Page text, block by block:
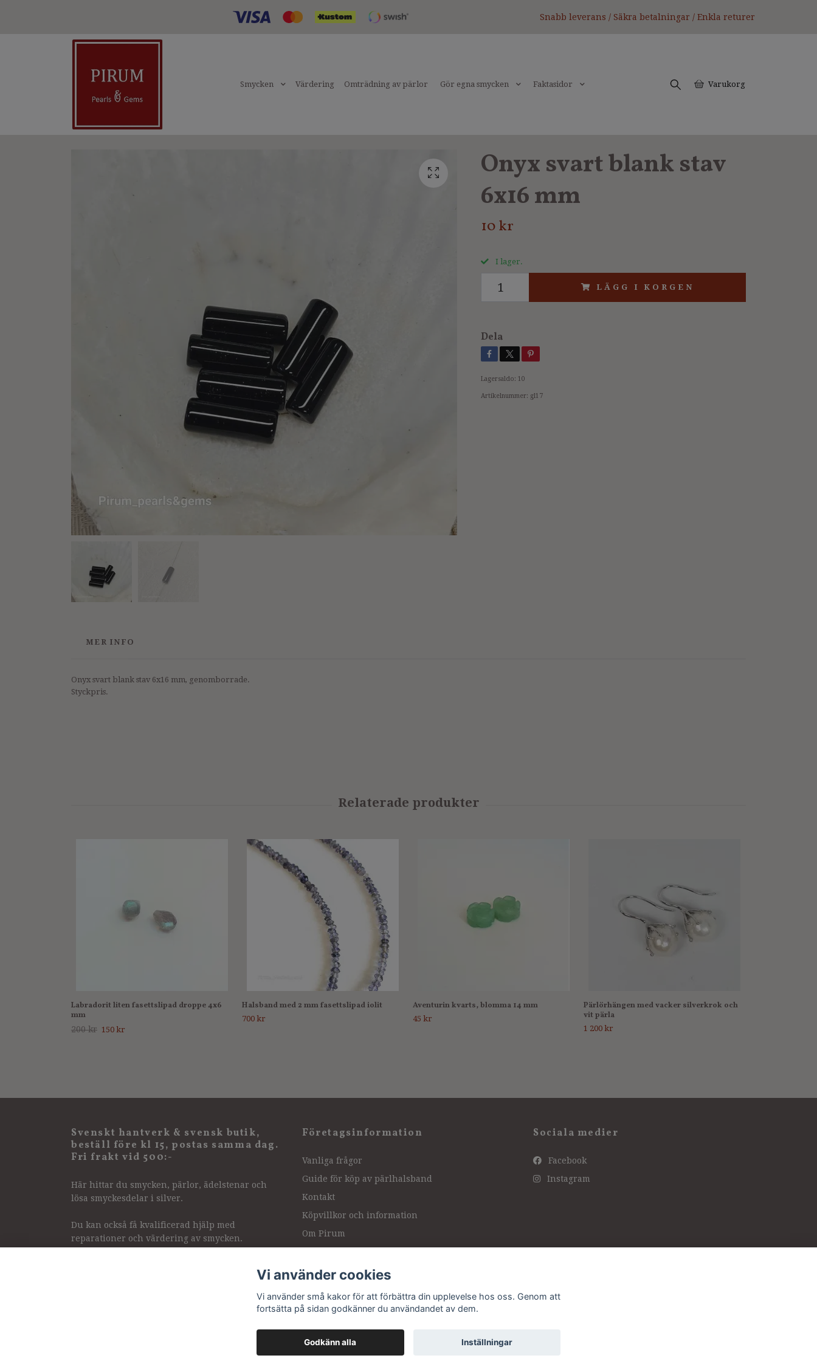
Snabb leverans / Säkra betalningar / Enkla returer
Smycken Värdering Omträdning av pärlor Gör egna smycken Faktasidor Varukorg
Onyx svart blank stav
6x16 mm
10 kr
I lager.
LÄGG I KORGEN
Dela
Lagersaldo: 10
Artikelnummer: gl17
MER INFO
Onyx svart blank stav 6x16 mm, genomborrade.
Styckpris.
Labradorit liten fasettslipad droppe 4x6
mm
200 kr 150 kr
Halsband med 2 mm fasettslipad iolit
700 kr
Aventurin kvarts, blomma 14 mm
45 kr
Pärlörhängen med vacker silverkrok och
vit pärla
1 200 kr
Svenskt hantverk & svensk butik,
beställ före kl 15, postas samma dag.
Fri frakt vid 500:-
Här hittar du smycken, pärlor, ädelstenar och
lösa smyckesdelar i silver.
Du kan också få kvalificerad hjälp med
reparationer och värdering av smycken.
Företagsinformation
Vanliga frågor
Guide för köp av pärlhalsband
Kontakt
Köpvillkor och information
Om Pirum
Intressanta länkar
Sociala medier
Facebook
Instagram
Vi använder cookies
Vi använder små kakor för att förbättra din upplevelse hos oss. Genom att
fortsätta på sidan godkänner du användandet av dem.
Godkänn alla Inställningar